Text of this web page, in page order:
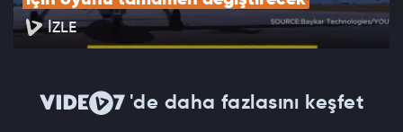
İZLE
'de daha fazlasını keşfet